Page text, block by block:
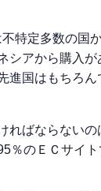
特定多数の国
シアから購入
進国はもちろ
ばならない
％のＥＣサイト